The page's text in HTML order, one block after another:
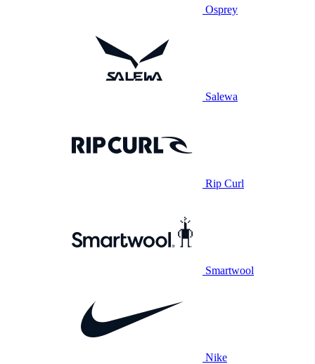
Osprey
Salewa
Rip Curl
Smartwool
Nike